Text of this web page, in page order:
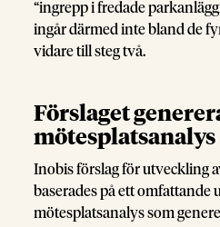
“ingrepp i fredade
ingår därmed inte bland de
vidare till steg två.
Förslaget
mötesplatsanalys
Inobis förslag för utveckling
baserades på ett omfattande
mötesplatsanalys som